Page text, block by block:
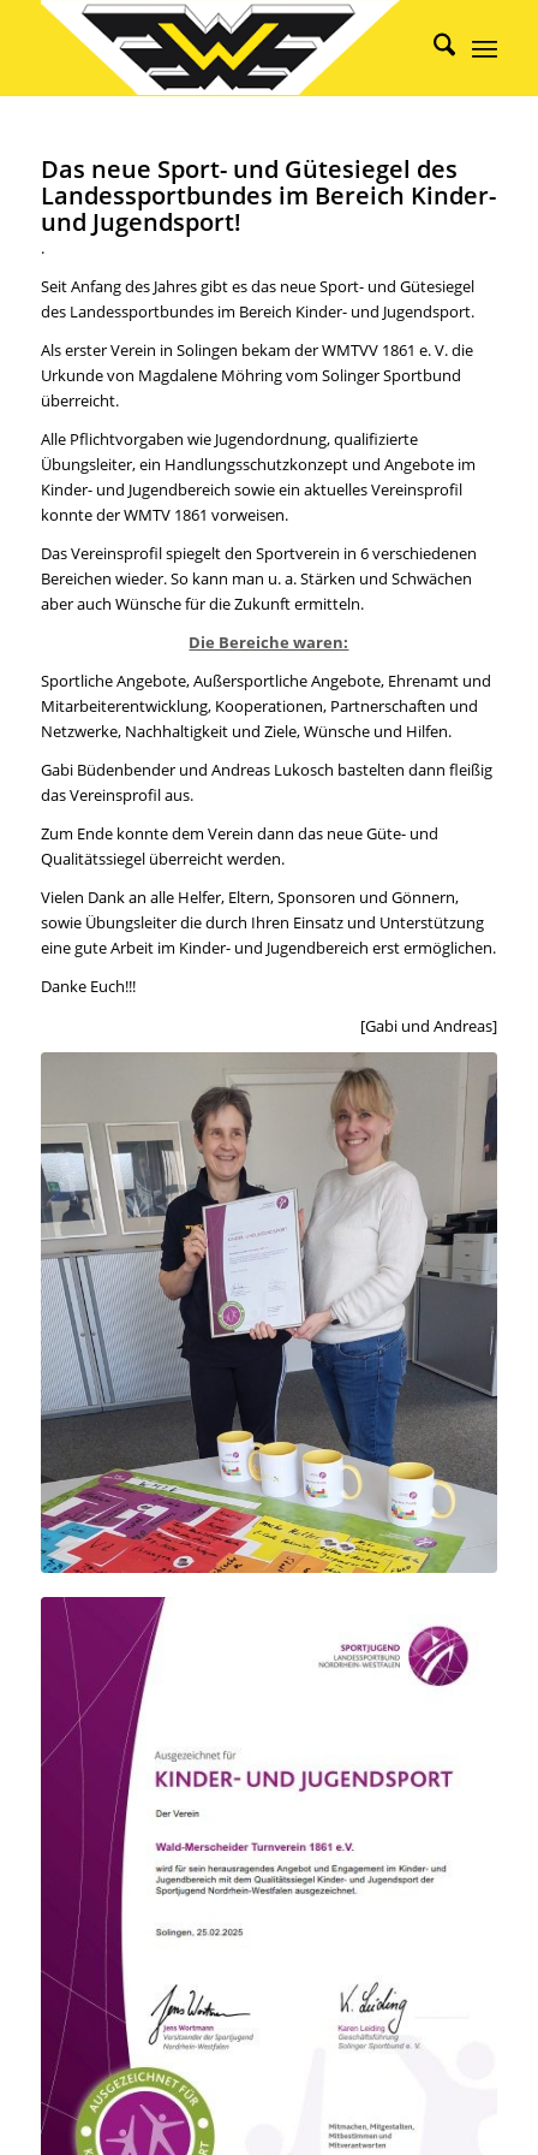
Das neue Sport- und Gütesiegel des
Landessportbundes im Bereich Kinder-
und Jugendsport!
.
Seit Anfang des Jahres gibt es das neue Sport- und Gütesiegel
des Landessportbundes im Bereich Kinder- und Jugendsport.
Als erster Verein in Solingen bekam der WMTVV 1861 e. V. die
Urkunde von Magdalene Möhring vom Solinger Sportbund
überreicht.
Alle Pflichtvorgaben wie Jugendordnung, qualifizierte
Übungsleiter, ein Handlungsschutzkonzept und Angebote im
Kinder- und Jugendbereich sowie ein aktuelles Vereinsprofil
konnte der WMTV 1861 vorweisen.
Das Vereinsprofil spiegelt den Sportverein in 6 verschiedenen
Bereichen wieder. So kann man u. a. Stärken und Schwächen
aber auch Wünsche für die Zukunft ermitteln.
Die Bereiche waren:
Sportliche Angebote, Außersportliche Angebote, Ehrenamt und
Mitarbeiterentwicklung, Kooperationen, Partnerschaften und
Netzwerke, Nachhaltigkeit und Ziele, Wünsche und Hilfen.
Gabi Büdenbender und Andreas Lukosch bastelten dann fleißig
das Vereinsprofil aus.
Zum Ende konnte dem Verein dann das neue Güte- und
Qualitätssiegel überreicht werden.
Vielen Dank an alle Helfer, Eltern, Sponsoren und Gönnern,
sowie Übungsleiter die durch Ihren Einsatz und Unterstützung
eine gute Arbeit im Kinder- und Jugendbereich erst ermöglichen.
Danke Euch!!!
[Gabi und Andreas]